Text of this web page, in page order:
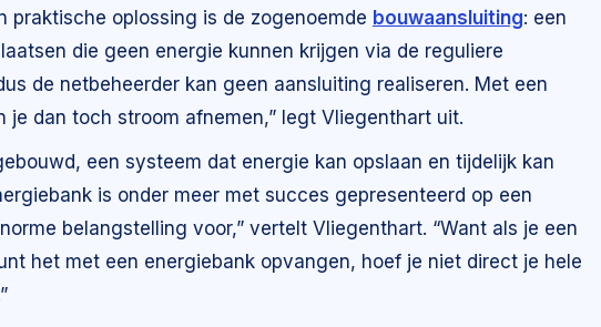
praktische oplossing is de zogenoemde bouwaansluiting: een
die geen energie kunnen krijgen via de reguliere
de netbeheerder kan geen aansluiting realiseren. Met een
je dan toch stroom afnemen,” legt Vliegenthart uit.
een systeem dat energie kan opslaan en tijdelijk kan
is onder meer met succes gepresenteerd op een
belangstelling voor,” vertelt Vliegenthart. “Want als je een
het met een energiebank opvangen, hoef je niet direct je hele